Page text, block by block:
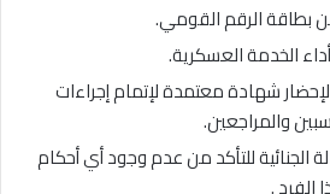
بطاقة الرقم القومي.
الخدمة العسكرية.
لإحضار شهادة معتمدة لإتمام إجراءات
والمراجعين.
الجنائية للتأكد من عدم وجود أي أحكام